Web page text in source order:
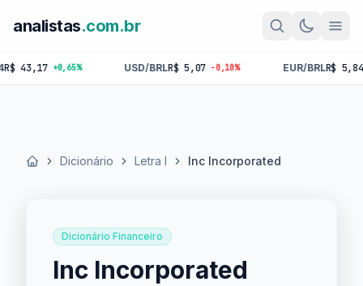
analistas.com.br
+0,65% USD/BRLR$ 5,07 -0,10% EUR/BRLR$ 5,84 -
Início Dicionário Letra I Inc Incorporated
Dicionário Financeiro
Inc Incorporated